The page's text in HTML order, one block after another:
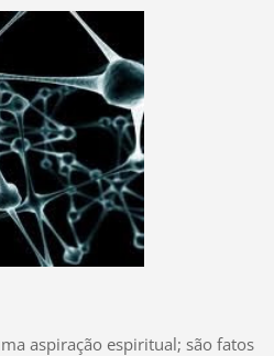
aspiração espiritual; são fatos